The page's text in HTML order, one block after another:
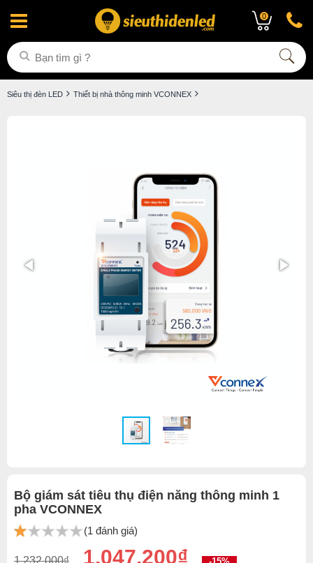
0
Siêu thị đèn LED Thiết bị nhà thông minh VCONNEX
Bộ giám sát tiêu thụ điện năng thông minh 1
pha VCONNEX
(1 đánh giá)
1.232.000₫ 1.047.200₫